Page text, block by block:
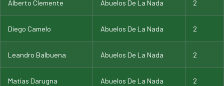
Alberto Clemente Abuelos De La Nada 2
Diego Camelo Abuelos De La Nada 2
Leandro Balbuena Abuelos De La Nada 2
Matías Darugna Abuelos De La Nada 2